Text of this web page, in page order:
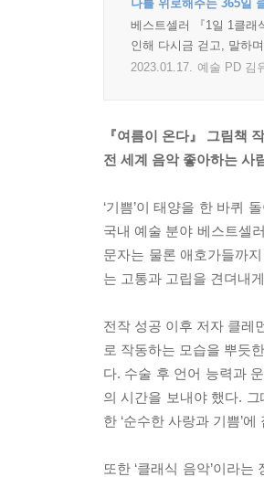
나를 위로해주는 365일
베스트셀러 『1일 1클래
인해 다시금 걷고, 말하
2023.01.17. 예술 PD 김
『여름이 온다』 그림책
전 세계 음악 좋아하는 사
‘기쁨’이 태양을 한 바퀴
국내 예술 분야 베스트셀
문자는 물론 애호가들까
는 고통과 고립을 견뎌내
전작 성공 이후 저자 클레
로 작동하는 모습을 뿌듯
다. 수술 후 언어 능력과
의 시간을 보내야 했다.
한 ‘순수한 사랑과 기쁨’
또한 ‘클래식 음악’이라